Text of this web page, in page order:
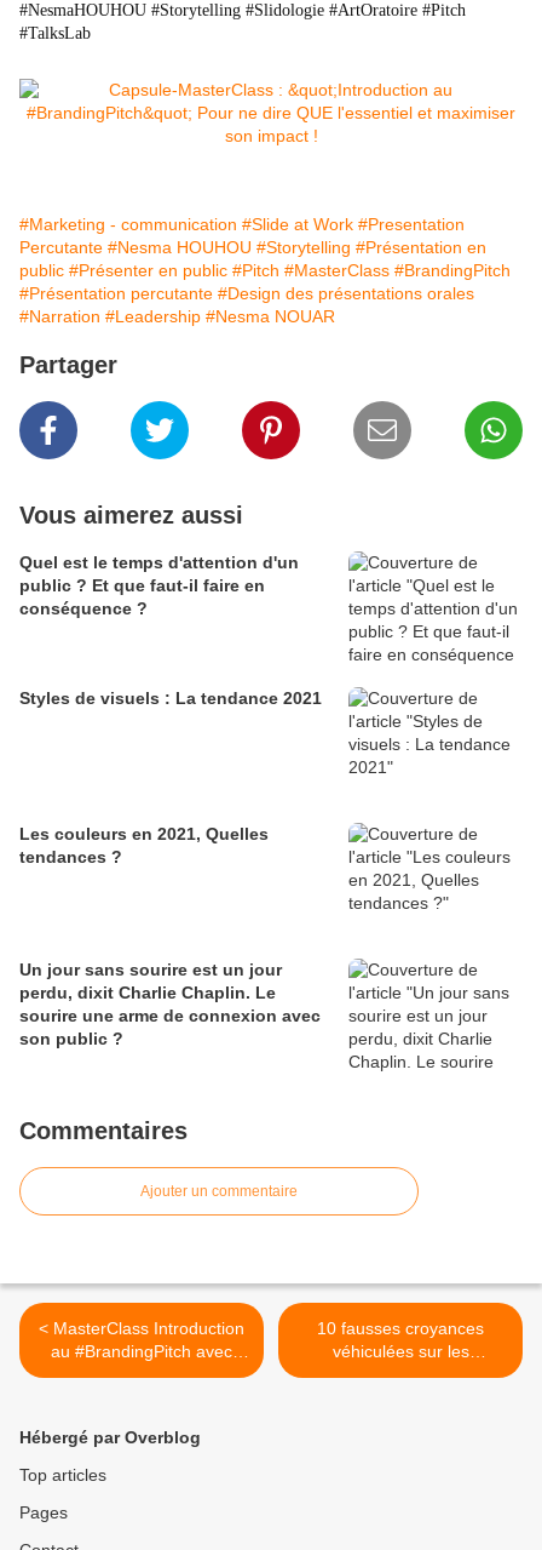
#NesmaHOUHOU #Storytelling #Slidologie #ArtOratoire #Pitch
#TalksLab
#Marketing - communication #Slide at Work #Presentation
Percutante #Nesma HOUHOU #Storytelling #Présentation en
public #Présenter en public #Pitch #MasterClass #BrandingPitch
#Présentation percutante #Design des présentations orales
#Narration #Leadership #Nesma NOUAR
Partager
Vous aimerez aussi
Quel est le temps d'attention d'un
public ? Et que faut-il faire en
conséquence ?
Styles de visuels : La tendance 2021
Les couleurs en 2021, Quelles
tendances ?
Un jour sans sourire est un jour
perdu, dixit Charlie Chaplin. Le
sourire une arme de connexion avec
son public ?
Commentaires
Ajouter un commentaire
< MasterClass Introduction
au #BrandingPitch avec
Nesma HOUHOU
10 fausses croyances
véhiculées sur les
présentations orales en
Hébergé par Overblog
Top articles
Pages